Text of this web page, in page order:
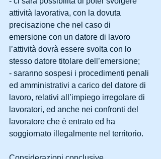
attività lavorativa, con la dovuta
precisazione che nel caso di
emersione con un datore di lavoro
l’attività dovrà essere svolta con lo
stesso datore titolare dell’emersione;
- saranno sospesi i procedimenti penali
ed amministrativi a carico del datore di
lavoro, relativi all’impiego irregolare di
lavoratori, ed anche nei confronti del
lavoratore che è entrato ed ha
soggiornato illegalmente nel territorio.